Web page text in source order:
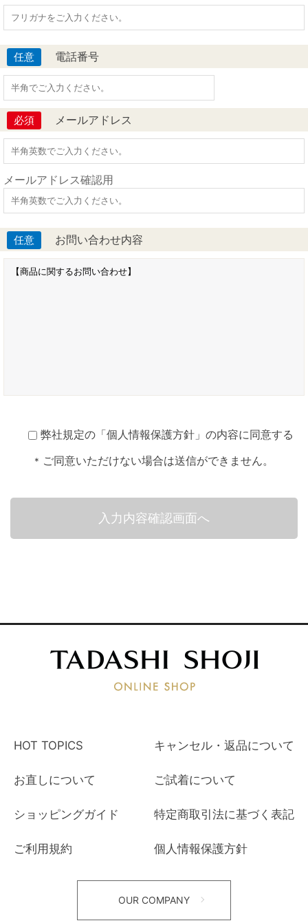
任意 電話番号
必須 メールアドレス
メールアドレス確認用
任意 お問い合わせ内容
弊社規定の「個人情報保護方針 」の内容に同意する
* ご同意いただけない場合は送信ができません。
HOT TOPICS キャンセル・返品について
お直しについて ご試着について
ショッピングガイド 特定商取引法に基づく表記
ご利用規約 個人情報保護方針
OUR COMPANY